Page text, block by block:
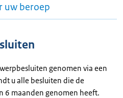
uw beroep
genomen via een
u alle besluiten die de
6 maanden genomen heeft.